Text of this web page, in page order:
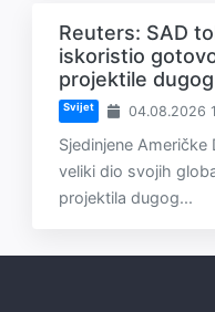
Reuters: SAD
iskoristio
projektile
Svijet 04.08.2026
Sjedinjene
veliki dio svojih
projektila dugog...